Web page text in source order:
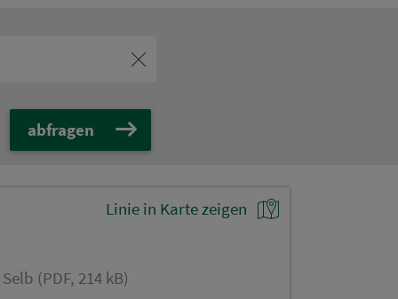
abfragen
Linie in Karte zeigen
(PDF, 214 kB)